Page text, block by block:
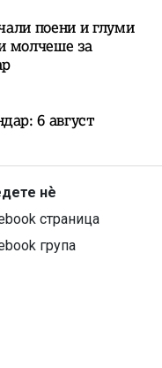
поени и глуми
молчеше за
6 август
нѐ
страница
група